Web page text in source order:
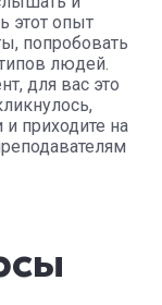
этот опыт
попробовать
людей.
для вас это
приходите на